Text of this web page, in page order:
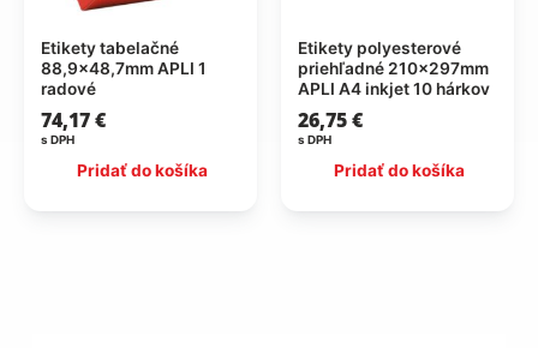
Etikety tabelačné
88,9×48,7mm APLI 1
radové
74,17€
s DPH
Pridať do košíka
Etikety polyesterové
priehľadné 210x297mm
APLI A4 inkjet 10 hárkov
26,75€
s DPH
Pridať do košíka